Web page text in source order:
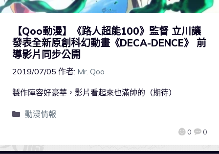
【Qoo動漫】《路人超能100》監督 立川讓
發表全新原創科幻動畫《DECA-DENCE》 前
導影片同步公開
2019/07/05 作者: Mr. Qoo
0 0
製作陣容好豪華，影片看起來也滿帥的（期待）
動漫情報